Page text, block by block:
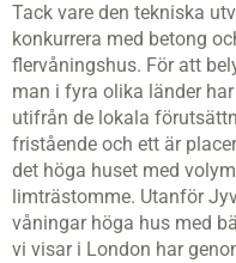
Tack vare den tekniska
konkurrera med betong
flervåningshus. För att
man i fyra olika länder
utifrån de lokala
fristående och ett är
det höga huset med
limträstomme. Utanför
våningar höga hus med
vi visar i London har